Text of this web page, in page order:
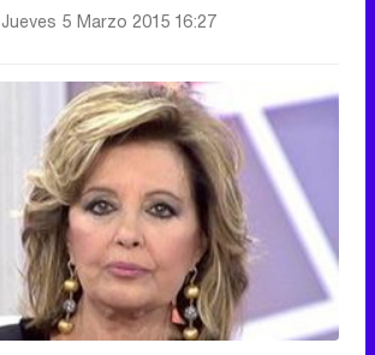
Jueves 5 Marzo 2015 16:27